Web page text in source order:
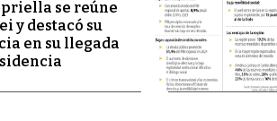
se reúne
y destacó su
en su llegada